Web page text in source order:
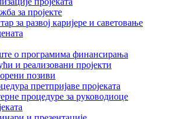
за пројекте
за развој каријере и саветовање
о програмима финансирања
и реализовани пројекти
позиви
претпријаве пројеката
процедуре за руководиоце